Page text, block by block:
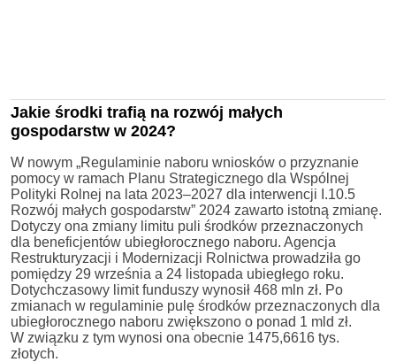
Jakie środki trafią na rozwój małych
gospodarstw w 2024?
W nowym „Regulaminie naboru wniosków o przyznanie
pomocy w ramach Planu Strategicznego dla Wspólnej
Polityki Rolnej na lata 2023–2027 dla interwencji I.10.5
Rozwój małych gospodarstw” 2024 zawarto istotną zmianę.
Dotyczy ona zmiany limitu puli środków przeznaczonych
dla beneficjentów ubiegłorocznego naboru. Agencja
Restrukturyzacji i Modernizacji Rolnictwa prowadziła go
pomiędzy 29 września a 24 listopada ubiegłego roku.
Dotychczasowy limit funduszy wynosił 468 mln zł. Po
zmianach w regulaminie pulę środków przeznaczonych dla
ubiegłorocznego naboru zwiększono o ponad 1 mld zł.
W związku z tym wynosi ona obecnie 1475,6616 tys.
złotych.